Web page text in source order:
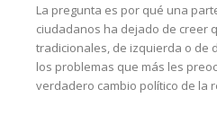
La pregunta es por qué una
ciudadanos ha dejado de creer
tradicionales, de izquierda o de
los problemas que más les
verdadero cambio político de la